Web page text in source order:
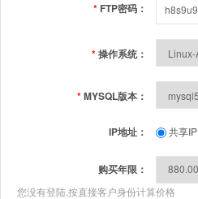
* FTP密码：
*操作系统：
*MYSQL版本：
IP地址： 共享IP
购买年限：
您没有登陆,按直接客户身份计算价格